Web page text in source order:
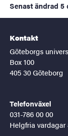
Senast ändrad 5
Kontakt
Göteborgs
Box 100
405 30 Göteborg
Telefonväxel
031-786 00 00
Helgfria vardagar